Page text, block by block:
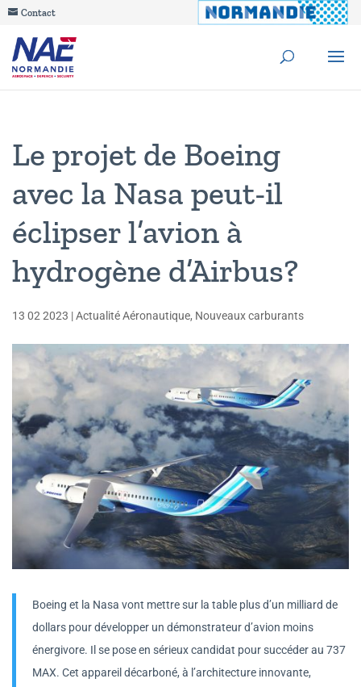
Contact
Le projet de Boeing
avec la Nasa peut-il
éclipser l’avion à
hydrogène d’Airbus?
13 02 2023 |Actualité Aéronautique, Nouveaux carburants
Boeing et la Nasa vont mettre sur la table plus d’un milliard de
dollars pour développer un démonstrateur d’avion moins
énergivore. Il se pose en sérieux candidat pour succéder au 737
MAX. Cet appareil décarboné, à l’architecture innovante,